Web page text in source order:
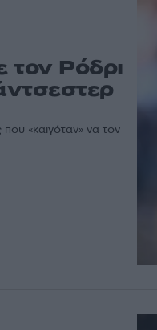
Ρόδρι
«καιγόταν» να τον